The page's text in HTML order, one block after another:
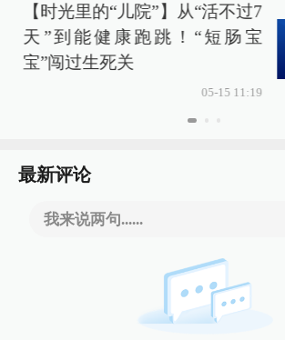
【时光里的“儿院”】从“活不过7
天”到能健康跑跳！“短肠宝
宝”闯过生死关
05-15 11:19
最新评论
我来说两句......